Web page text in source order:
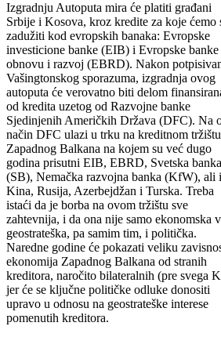
Izgradnju Autoputa mira će platiti građani
Srbije i Kosova, kroz kredite za koje ćemo
zadužiti kod evropskih banaka: Evropske
investicione banke (EIB) i Evropske banke
obnovu i razvoj (EBRD). Nakon
Vašingtonskog sporazuma, izgradnja ovog
autoputa će verovatno biti delom
od kredita uzetog od Razvojne banke
Sjedinjenih Američkih Država (DFC). Na
način DFC ulazi u trku na kreditnom tržištu
Zapadnog Balkana na kojem su već dugo
godina prisutni EIB, EBRD, Svetska banka
(SB), Nemačka razvojna banka (KfW), ali i
Kina, Rusija, Azerbejdžan i Turska. Treba
istaći da je borba na ovom tržištu sve
zahtevnija, i da ona nije samo ekonomska
geostrateška, pa samim tim, i politička.
Naredne godine će pokazati veliku
ekonomija Zapadnog Balkana od stranih
kreditora, naročito bilateralnih (pre svega
jer će se ključne političke odluke donositi
upravo u odnosu na geostrateške interese
pomenutih kreditora.